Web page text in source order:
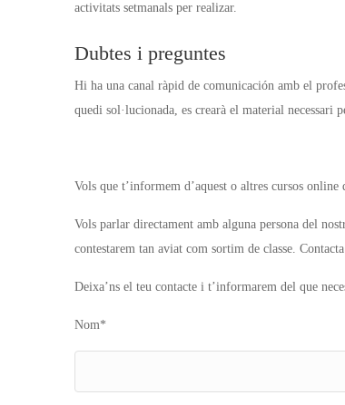
activitats setmanals per realizar.
Dubtes i preguntes
Hi ha una canal ràpid de comunicación amb el
quedi sol·lucionada, es crearà el material necessari
Vols que t’informem d’aquest o altres cursos online
Vols parlar directament amb alguna persona del
contestarem tan aviat com sortim de classe.
Deixa’ns el teu contacte i t’informarem del que
Nom*